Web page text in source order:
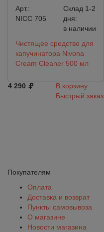
Арт.:
NICC 705
Склад 1-2
дня:
в наличии
Чистящее средство для
капучинатора Nivona
Cream Cleaner 500 мл
4 290
В корзину
Быстрый заказ
Покупателям
Оплата
Доставка и возврат
Пункты самовывоза
О магазине
Новости магазина